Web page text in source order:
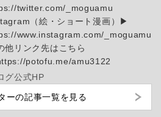
twitter.com/
（絵・ショート漫画）▶︎
他リンク先はこちら
potofu.me/amu3122
グ公式HP
ーの記事一覧を見る